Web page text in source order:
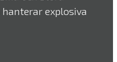
explosiva